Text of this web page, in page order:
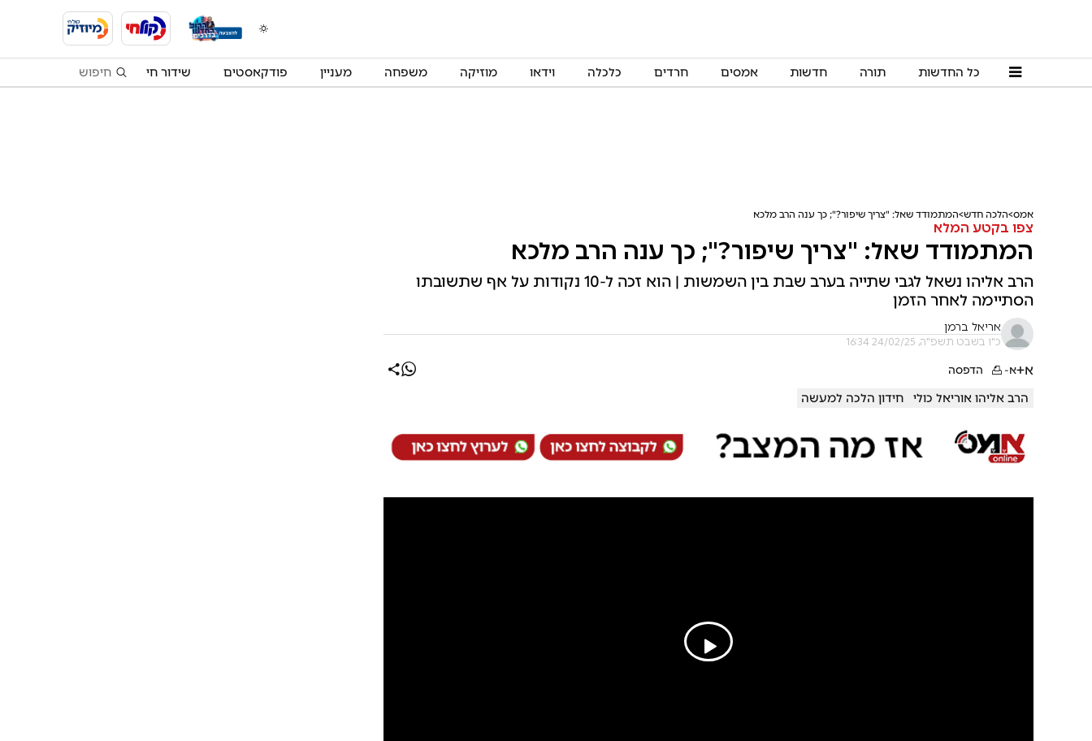
כל החדשות תורה חדשות אמסים חרדים כלכלה וידאו מוזיקה משפחה מעניין פודקאסטים שידור חי
אמס הלכה חדש המתמודד שאל: "צריך שיפור?"; כך ענה הרב מלכא
צפו בקטע המלא
המתמודד שאל: "צריך שיפור?"; כך ענה הרב מלכא
הרב אליהו נשאל לגבי שתייה בערב שבת בין השמשות | הוא זכה ל-10 נקודות על אף שתשובתו
הסתיימה לאחר הזמן
אריאל ברמן
כ"ו בשבט תשפ"ה, 24/02/25 16:34
א+א- הדפסה
הרב אליהו אוריאל כולי חידון הלכה למעשה